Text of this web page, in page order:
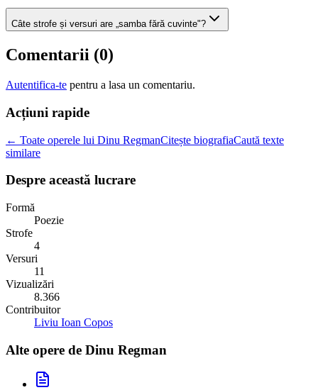
Câte strofe și versuri are „samba fără cuvinte"?
Comentarii (0)
Autentifica-te pentru a lasa un comentariu.
Acțiuni rapide
← Toate operele lui Dinu RegmanCitește biografiaCaută texte
similare
Despre această lucrare
Formă
Poezie
Strofe
4
Versuri
11
Vizualizări
8.366
Contribuitor
Liviu Ioan Copos
Alte opere de Dinu Regman